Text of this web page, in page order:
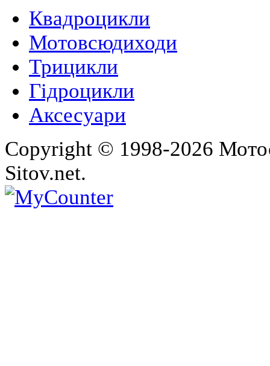
Квадроцикли
Мотовсюдиходи
Трицикли
Гідроцикли
Аксесуари
Copyright © 1998-2026
Sitov.net.